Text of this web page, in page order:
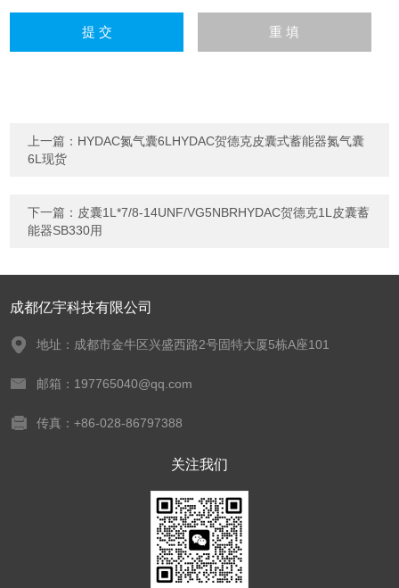
上一篇： HYDAC氮气囊6LHYDAC贺德克皮囊式蓄能器氮气囊
6L现货
下一篇： 皮囊1L*7/8-14UNF/VG5NBRHYDAC贺德克1L皮囊蓄
能器SB330用
成都亿宇科技有限公司
地址：成都市金牛区兴盛西路2号固特大厦5栋A座101
邮箱：197765040@qq.com
传真：+86-028-86797388
关注我们